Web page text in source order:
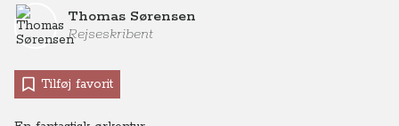
Thomas Sørensen
Rejseskribent
Tilføj favorit